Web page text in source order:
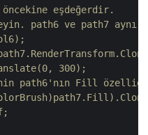
eşdeğerdir.
path6 ve path7
300);
Fill